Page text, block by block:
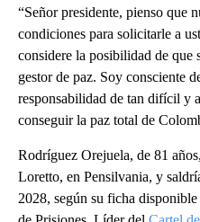
“Señor presidente, pienso que
condiciones para solicitarle a
considere la posibilidad de que
gestor de paz. Soy consciente
responsabilidad de tan difícil y
conseguir la paz total de
Rodríguez Orejuela, de 81
Loretto, en Pensilvania, y
2028, según su ficha